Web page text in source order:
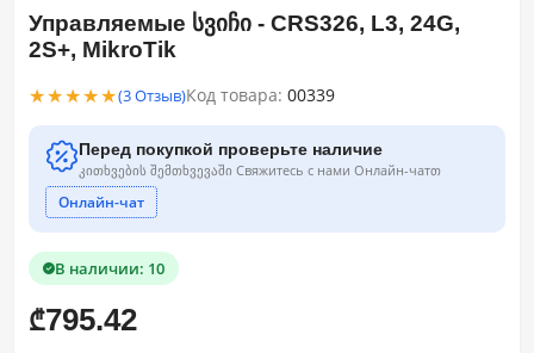
Управляемые სვიჩი - CRS326, L3, 24G,
2S+, MikroTik
★★★★★(3 Отзыв)Код товара: 00339
Перед покупкой проверьте наличие
კითხვების შემთხვევაში Свяжитесь с нами Онлайн-чатთ
Онлайн-чат
В наличии: 10
₾795.42